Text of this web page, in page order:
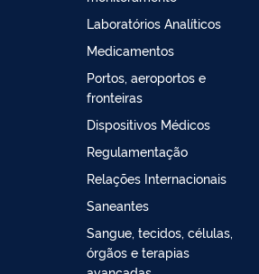
Laboratórios Analíticos
Medicamentos
Portos, aeroportos e
fronteiras
Dispositivos Médicos
Regulamentação
Relações Internacionais
Saneantes
Sangue, tecidos, células,
órgãos e terapias